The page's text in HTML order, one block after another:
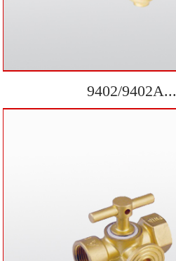
9402/9402A...